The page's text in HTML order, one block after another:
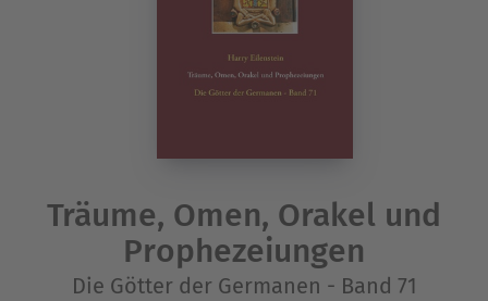
Träume, Omen, Orakel und
Prophezeiungen
Die Götter der Germanen - Band 71